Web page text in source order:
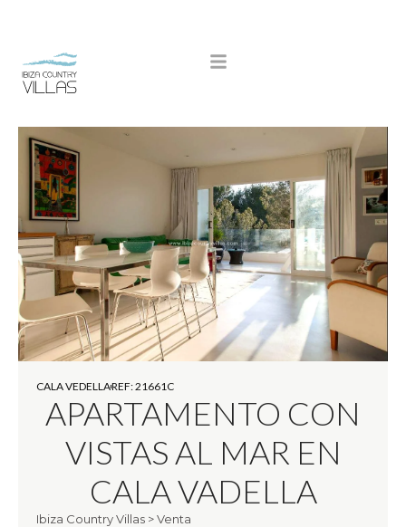
CALA VEDELLAREF: 21661C
APARTAMENTO CON
VISTAS AL MAR EN
CALA VADELLA
Ibiza Country Villas >Venta